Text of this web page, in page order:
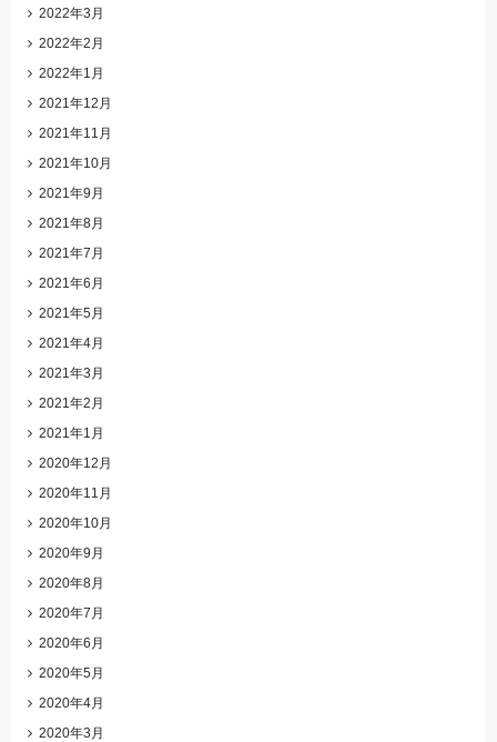
2022年3月
2022年2月
2022年1月
2021年12月
2021年11月
2021年10月
2021年9月
2021年8月
2021年7月
2021年6月
2021年5月
2021年4月
2021年3月
2021年2月
2021年1月
2020年12月
2020年11月
2020年10月
2020年9月
2020年8月
2020年7月
2020年6月
2020年5月
2020年4月
2020年3月